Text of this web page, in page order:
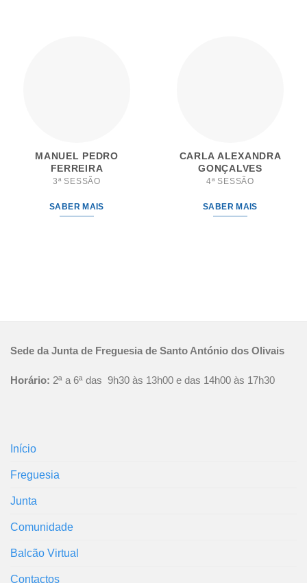
MANUEL PEDRO
FERREIRA
3ª SESSÃO
SABER MAIS
CARLA ALEXANDRA
GONÇALVES
4ª SESSÃO
SABER MAIS
Sede da Junta de Freguesia de Santo António dos Olivais
Horário: 2ª a 6ª das 9h30 às 13h00 e das 14h00 às 17h30
Início
Freguesia
Junta
Comunidade
Balcão Virtual
Contactos